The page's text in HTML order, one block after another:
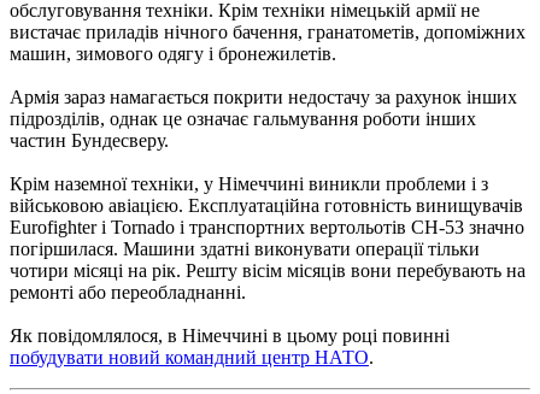
обслуговування техніки. Крім техніки німецькій армії не
вистачає приладів нічного бачення, гранатометів, допоміжних
машин, зимового одягу і бронежилетів.
Армія зараз намагається покрити недостачу за рахунок інших
підрозділів, однак це означає гальмування роботи інших
частин Бундесверу.
Крім наземної техніки, у Німеччині виникли проблеми і з
військовою авіацією. Експлуатаційна готовність винищувачів
Eurofighter і Tornado і транспортних вертольотів CH-53 значно
погіршилася. Машини здатні виконувати операції тільки
чотири місяці на рік. Решту вісім місяців вони перебувають на
ремонті або переобладнанні.
Як повідомлялося, в Німеччині в цьому році повинні
побудувати новий командний центр НАТО.